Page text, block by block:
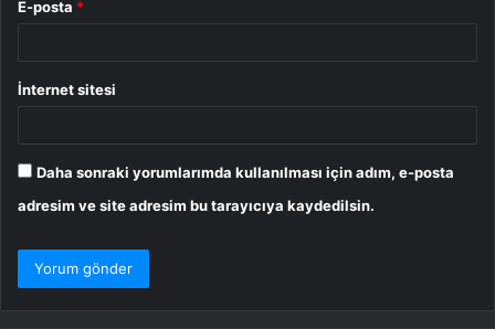
E-posta *
İnternet sitesi
Daha sonraki yorumlarımda kullanılması için adım, e-posta
adresim ve site adresim bu tarayıcıya kaydedilsin.